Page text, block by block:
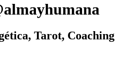
Tarot, Coaching